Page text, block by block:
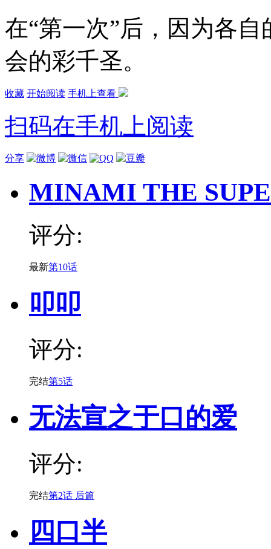
在“第一次”后，因为各
会的彩千圣。
收藏 开始阅读 手机上查看
扫码在手机上阅读
分享
MINAMI THE
评分:
最新第10话
叩叩
评分:
完结第5话
无法宣之于口的爱
评分:
完结第2话 后篇
四口半